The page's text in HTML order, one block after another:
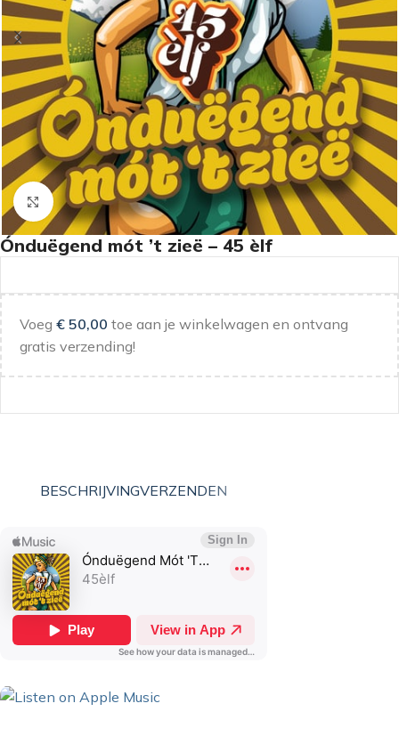
Klik om te vergroten
Ónduëgend mót ’t zieë – 45 èlf
Voeg € 50,00 toe aan je winkelwagen en ontvang
gratis verzending!
BESCHRIJVINGVERZENDEN